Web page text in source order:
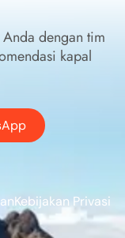
dengan tim
kapal
Kebijakan Privasi